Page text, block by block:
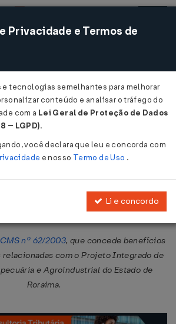
Acessar
ICMS nº 153 de
nº 62/2003, que concede benefícios
com o Projeto Integrado de
e Agroindustrial do Estado de
Roraima.
Privacidade e Termos de
tecnologias semelhantes para melhorar
conteúdo e analisar o tráfego do
com a Lei Geral de Proteção de Dados
– LGPD).
você declara que leu e concorda com
e nosso Termo de Uso .
Li e concordo